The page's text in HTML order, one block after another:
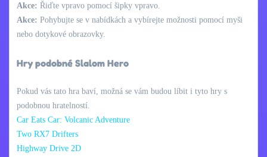
Akce: Řiďte vpravo pomocí šipky vpravo.
Akce: Pohybujte se v nabídkách a vybírejte možnosti pomocí myši
nebo dotykové obrazovky.
Hry podobné Slalom Hero
Pokud vás tato hra baví, možná se vám budou líbit i tyto hry s
podobnou hratelností.
Car Eats Car: Volcanic Adventure
Two RX7 Drifters
Highway Drive 2D